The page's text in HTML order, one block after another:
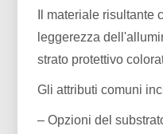
Il materiale risultante
leggerezza
strato protettivo
Gli attributi comuni
– Opzioni del